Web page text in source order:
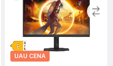
UAU CENA